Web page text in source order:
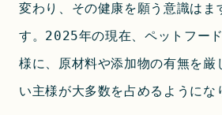
変わり、その健康を願う意識はま
す。2025年の現在、ペットフー
様に、原材料や添加物の有無を厳
い主様が大多数を占めるようにな